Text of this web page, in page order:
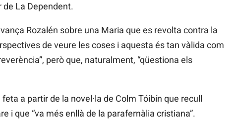
de La Dependent.
Rozalén sobre una Maria que es revolta contra la
de veure les coses i aquesta és tan vàlida com
però que, naturalment, “qüestiona els
a partir de la novel·la de Colm Tóibín que recull
i que “va més enllà de la parafernàlia cristiana”.